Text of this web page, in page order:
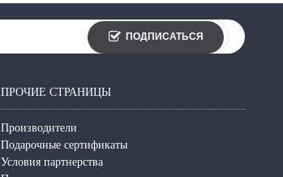
ПОДПИСАТЬСЯ
ПРОЧИЕ СТРАНИЦЫ
Производители
Подарочные сертификаты
Условия партнерства